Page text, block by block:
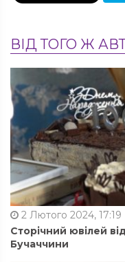
ВІД ТОГО Ж
2 Лютого 2024, 17:19
Сторічний ювілей
Бучаччини